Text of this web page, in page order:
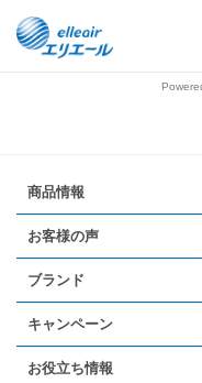
商品情報
お客様の声
ブランド
キャンペーン
お役立ち情報